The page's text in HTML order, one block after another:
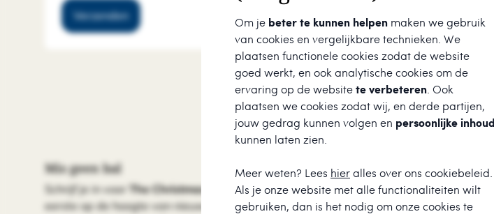
Om je beter te kunnen helpen maken we gebruik
van cookies en vergelijkbare technieken. We
plaatsen functionele cookies zodat de website
goed werkt, en ook analytische cookies om de
ervaring op de website te verbeteren. Ook
plaatsen we cookies zodat wij, en derde partijen,
jouw gedrag kunnen volgen en persoonlijke inhoud
kunnen laten zien.
Meer weten? Lees hier alles over ons cookiebeleid.
Als je onze website met alle functionaliteiten wilt
gebruiken, dan is het nodig om onze cookies te
Verzenden
Mis geen bal
Schrijf je in voor The Christmas Shop nieuwsbriefen wees als
eerste op de hoogte van nieuwe producten, speciale aanbiedingen